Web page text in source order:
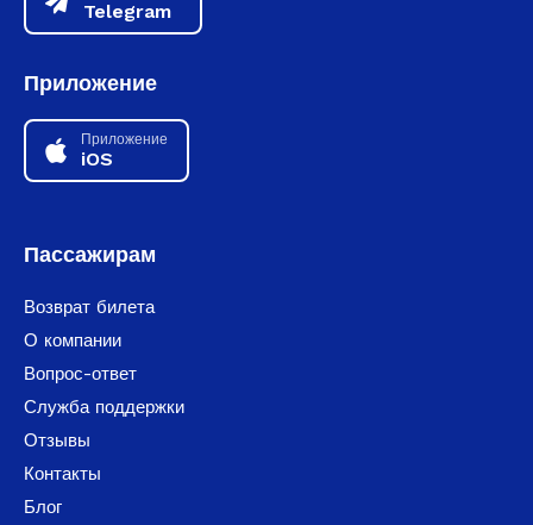
Telegram
Приложение
Приложение
iOS
Пассажирам
Возврат билета
О компании
Вопрос-ответ
Служба поддержки
Отзывы
Контакты
Блог